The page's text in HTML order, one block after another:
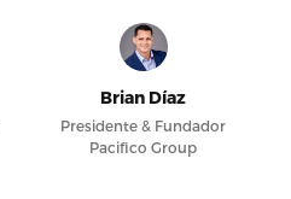
Brian Díaz
Presidente & Fundador
Pacifico Group